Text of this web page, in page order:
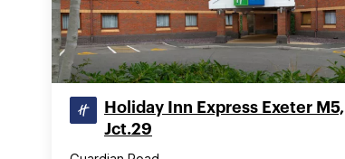
Holiday Inn Express Exeter M5,
Jct.29